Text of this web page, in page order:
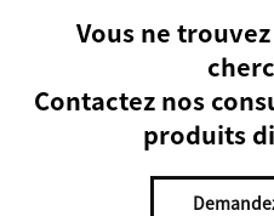
Vous ne
Contactez nos
produits